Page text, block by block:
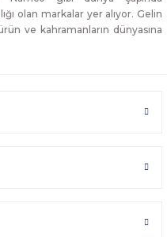
olan markalar yer alıyor. Gelin
ve kahramanların dünyasına